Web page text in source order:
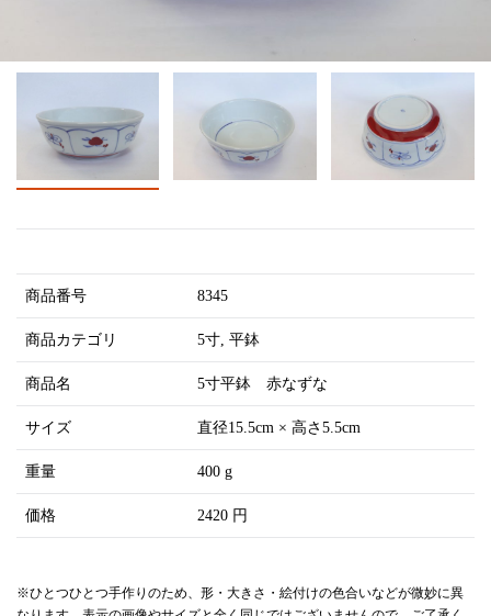
商品番号 8345
商品カテゴリ 5寸 平鉢
商品名 5寸平鉢 赤なずな
サイズ 直径15.5cm × 高さ5.5cm
重量 400 g
価格 2420 円
※ひとつひとつ手作りのため、形・大きさ・絵付けの色合いなどが微妙に異